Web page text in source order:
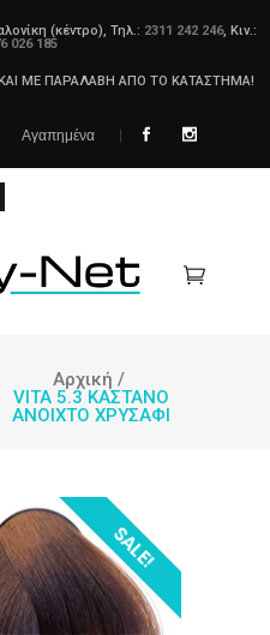
(κέντρο), Τηλ.: 2311 242 246, Κιν.:
026 185
ΚΑΙ ΜΕ ΠΑΡΑΛΑΒΗ ΑΠΟ ΤΟ ΚΑΤΑΣΤΗΜΑ!
Αγαπημένα
Αρχική /
VITA 5.3 ΚΑΣΤΑΝΟ
ΑΝΟΙΧΤΟ ΧΡΥΣΑΦΙ
SALE!